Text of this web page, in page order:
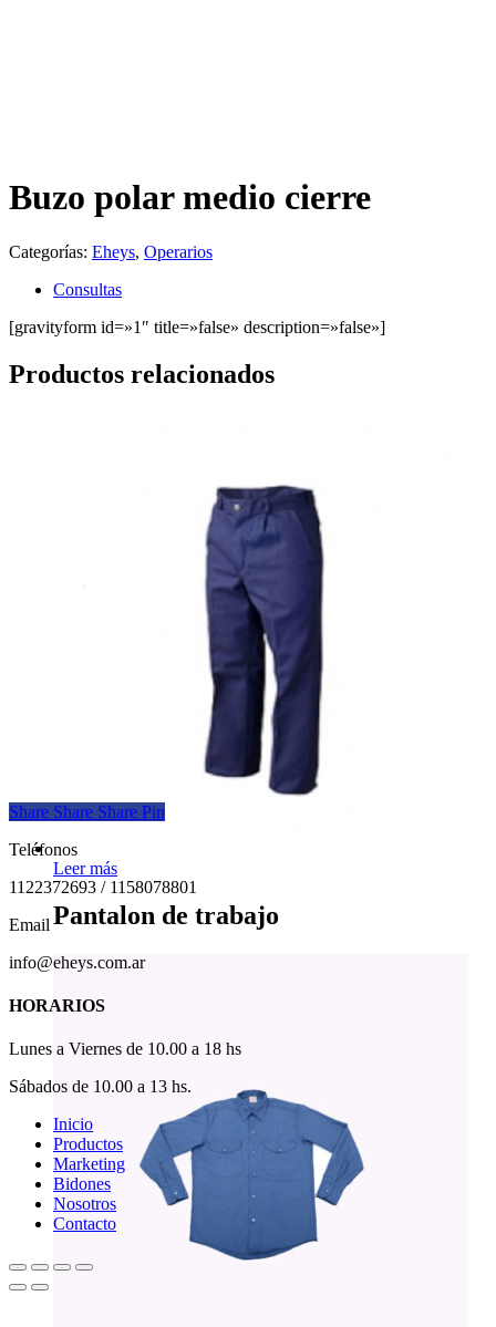
Buzo polar medio cierre
Categorías: Eheys, Operarios
Consultas
[gravityform id=»1″ title=»false» description=»false»]
Productos relacionados
Leer más
Pantalon de trabajo
Share Share Share Pin
Teléfonos
1122372693 / 1158078801
Email
info@eheys.com.ar
HORARIOS
Lunes a Viernes de 10.00 a 18 hs
Sábados de 10.00 a 13 hs.
Close
Menu
Inicio
Productos
Marketing
Bidones
Nosotros
Contacto